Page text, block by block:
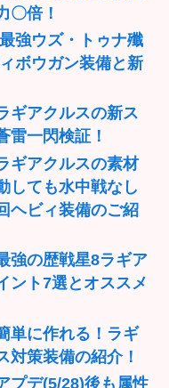
〇倍！
強ウズ・トゥナ殲
ボウガン装備と新
ギアクルスの新ス
雷一閃検証！
ギアクルスの素材
しても水中戦なし
ヘビィ装備のご紹
強の歴戦星8ラギア
ント7選とオススメ
単に作れる！ラギ
対策装備の紹介！
プデ(5/28)後も属性